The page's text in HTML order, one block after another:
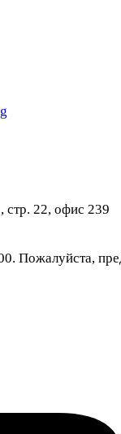
стр. 22, офис 239
Пожалуйста,